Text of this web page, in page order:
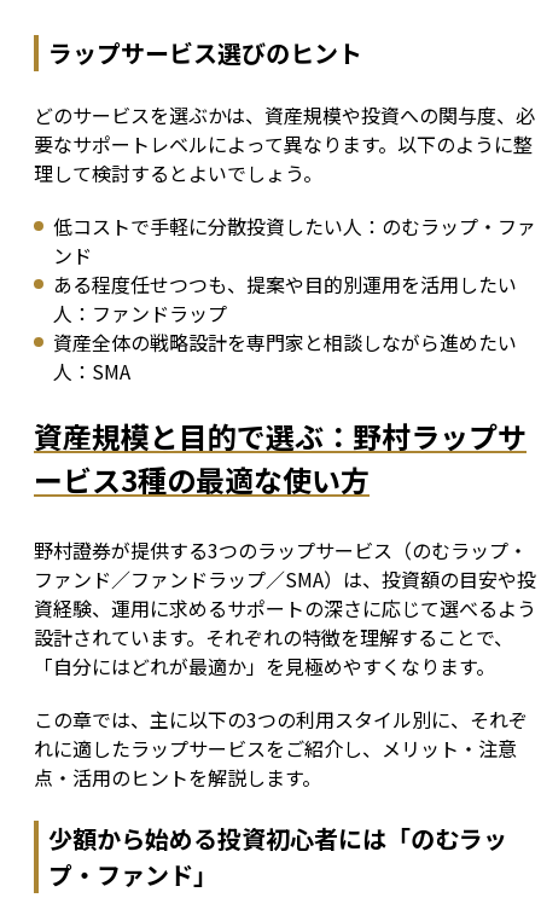
ラップサービス選びのヒント
どのサービスを選ぶかは、資産規模や投資への関与度、必
要なサポートレベルによって異なります。以下のように整
理して検討するとよいでしょう。
低コストで手軽に分散投資したい人：のむラップ・ファ
ンド
ある程度任せつつも、提案や目的別運用を活用したい
人：ファンドラップ
資産全体の戦略設計を専門家と相談しながら進めたい
人：SMA
資産規模と目的で選ぶ：野村ラップサ
ービス3種の最適な使い方
野村證券が提供する3つのラップサービス（のむラップ・
ファンド／ファンドラップ／SMA）は、投資額の目安や投
資経験、運用に求めるサポートの深さに応じて選べるよう
設計されています。それぞれの特徴を理解することで、
「自分にはどれが最適か」を見極めやすくなります。
この章では、主に以下の3つの利用スタイル別に、それぞ
れに適したラップサービスをご紹介し、メリット・注意
点・活用のヒントを解説します。
少額から始める投資初心者には「のむラッ
プ・ファンド」